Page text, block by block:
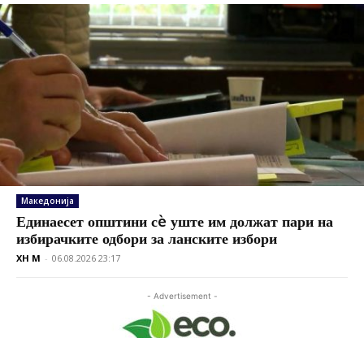
Македонија
Единаесет општини сè уште им должат пари на
избирачките одбори за ланските избори
XH M - 06.08.2026 23:17
- Advertisement -